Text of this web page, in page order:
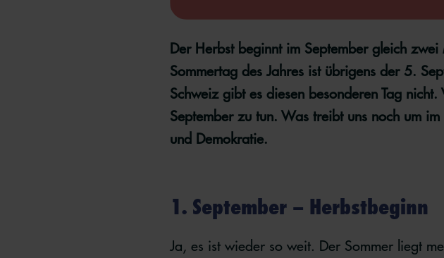
Der Herbst beginnt im September gleich
Sommertag des Jahres ist übrigens der 5.
Schweiz gibt es diesen besonderen Tag
September zu tun. Was treibt uns noch um
und Demokratie.
1. September – Herbstbeginn
Ja, es ist wieder so weit. Der Sommer liegt